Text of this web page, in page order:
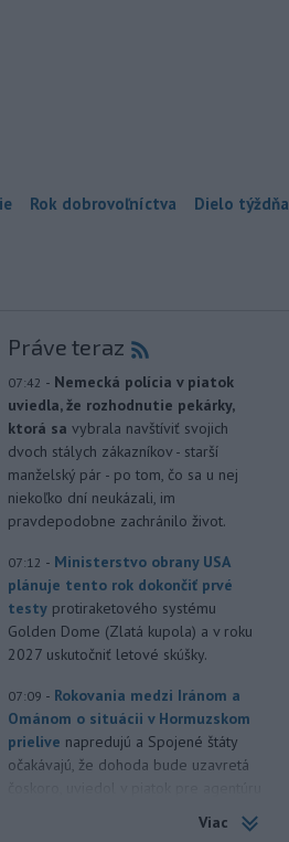
Rok dobrovoľníctva Dielo týždňa
Práve teraz
07:42 - Nemecká polícia v piatok
uviedla, že rozhodnutie pekárky,
ktorá sa vybrala navštíviť svojich
dvoch stálych zákazníkov - starší
manželský pár - po tom, čo sa u nej
niekoľko dní neukázali, im
pravdepodobne zachránilo život.
07:12 - Ministerstvo obrany USA
plánuje tento rok dokončiť prvé
testy protiraketového systému
Golden Dome (Zlatá kupola) a v roku
2027 uskutočniť letové skúšky.
07:09 - Rokovania medzi Iránom a
Ománom o situácii v Hormuzskom
prielive napredujú a Spojené štáty
očakávajú, že dohoda bude uzavretá
Viac